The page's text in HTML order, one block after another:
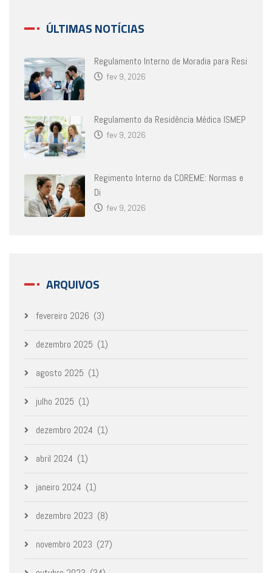
ÚLTIMAS NOTÍCIAS
Regulamento Interno de Moradia para Resi
fev 9, 2026
Regulamento da Residência Médica ISMEP
fev 9, 2026
Regimento Interno da COREME: Normas e
Di
fev 9, 2026
ARQUIVOS
fevereiro 2026 (3)
dezembro 2025 (1)
agosto 2025 (1)
julho 2025 (1)
dezembro 2024 (1)
abril 2024 (1)
janeiro 2024 (1)
dezembro 2023 (8)
novembro 2023 (27)